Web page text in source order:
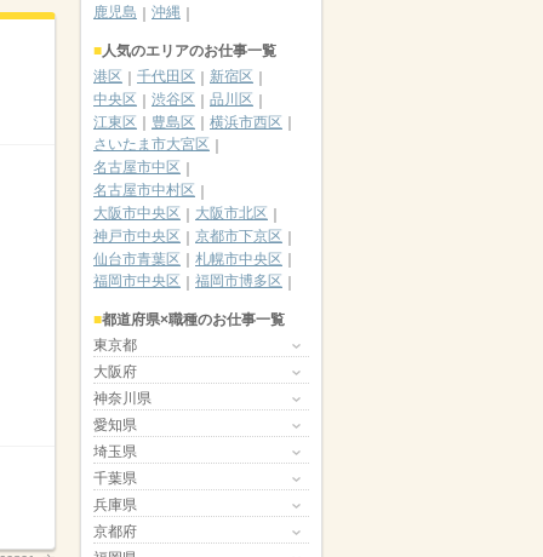
鹿児島
沖縄
人気のエリアのお仕事一覧
港区
千代田区
新宿区
中央区
渋谷区
品川区
江東区
豊島区
横浜市西区
さいたま市大宮区
名古屋市中区
名古屋市中村区
大阪市中央区
大阪市北区
神戸市中央区
京都市下京区
仙台市青葉区
札幌市中央区
福岡市中央区
福岡市博多区
都道府県×職種のお仕事一覧
東京都
大阪府
神奈川県
愛知県
埼玉県
千葉県
兵庫県
京都府